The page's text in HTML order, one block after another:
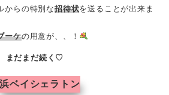
からの特別な招待状を送ることが出来ま
ーケの用意が、、！
まだまだ続く♡
ベイシェラトン